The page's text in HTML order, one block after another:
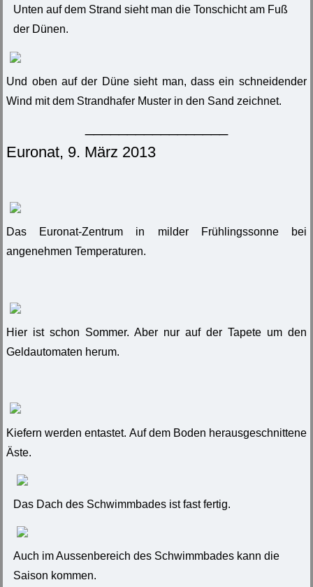
Unten auf dem Strand sieht man die Tonschicht am Fuß
der Dünen.
Und oben auf der Düne sieht man, dass ein schneidender
Wind mit dem Strandhafer Muster in den Sand zeichnet.
Euronat, 9. März 2013
Das Euronat-Zentrum in milder Frühlingssonne bei
angenehmen Temperaturen.
Hier ist schon Sommer. Aber nur auf der Tapete um den
Geldautomaten herum.
Kiefern werden entastet. Auf dem Boden herausgeschnittene
Äste.
Das Dach des Schwimmbades ist fast fertig.
Auch im Aussenbereich des Schwimmbades kann die
Saison kommen.